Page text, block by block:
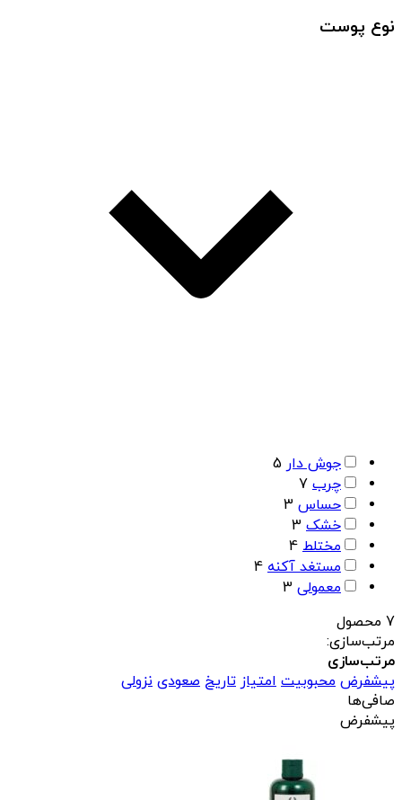
نوع پوست
جوش دار 5
چرب 7
حساس 3
خشک 3
مختلط 4
مستغد آکنه 4
معمولی 3
7 محصول
مرتب‌سازی:
مرتب‌سازی
پیشفرض محبوبیت امتیاز تاریخ صعودی نزولی
صافی‌ها
پیشفرض